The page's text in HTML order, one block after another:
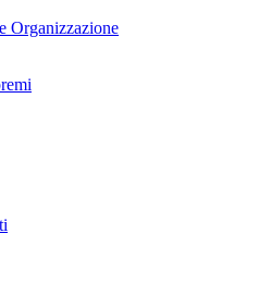
Organizzazione